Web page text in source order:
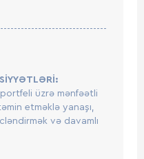
üzrə mənfəətli
etməklə yanaşı,
və davamlı